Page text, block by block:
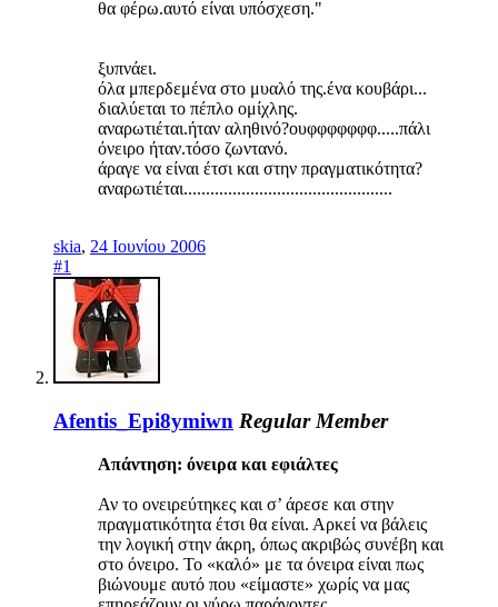
θα φέρω.αυτό είναι υπόσχεση."
ξυπνάει.
όλα μπερδεμένα στο μυαλό της.ένα κουβάρι...
διαλύεται το πέπλο ομίχλης.
αναρωτιέται.ήταν αληθινό?ουφφφφφφφ.....πάλι
όνειρο ήταν.τόσο ζωντανό.
άραγε να είναι έτσι και στην πραγματικότητα?
αναρωτιέται...............................................
skia, 24 Ιουνίου 2006
#1
Afentis_Epi8ymiwn Regular Member
Απάντηση: όνειρα και εφιάλτες
Αν το ονειρεύτηκες και σ’ άρεσε και στην
πραγματικότητα έτσι θα είναι. Αρκεί να βάλεις
την λογική στην άκρη, όπως ακριβώς συνέβη και
στο όνειρο. Το «καλό» με τα όνειρα είναι πως
βιώνουμε αυτό που «είμαστε» χωρίς να μας